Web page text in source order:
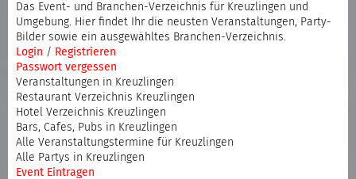
Das Event- und Branchen-Verzeichnis für Kreuzlingen und
Umgebung. Hier findet Ihr die neusten Veranstaltungen, Party-
Bilder sowie ein ausgewähltes Branchen-Verzeichnis.
Login / Registrieren
Passwort vergessen
Veranstaltungen in Kreuzlingen
Restaurant Verzeichnis Kreuzlingen
Hotel Verzeichnis Kreuzlingen
Bars, Cafes, Pubs in Kreuzlingen
Alle Veranstaltungstermine für Kreuzlingen
Alle Partys in Kreuzlingen
Event Eintragen